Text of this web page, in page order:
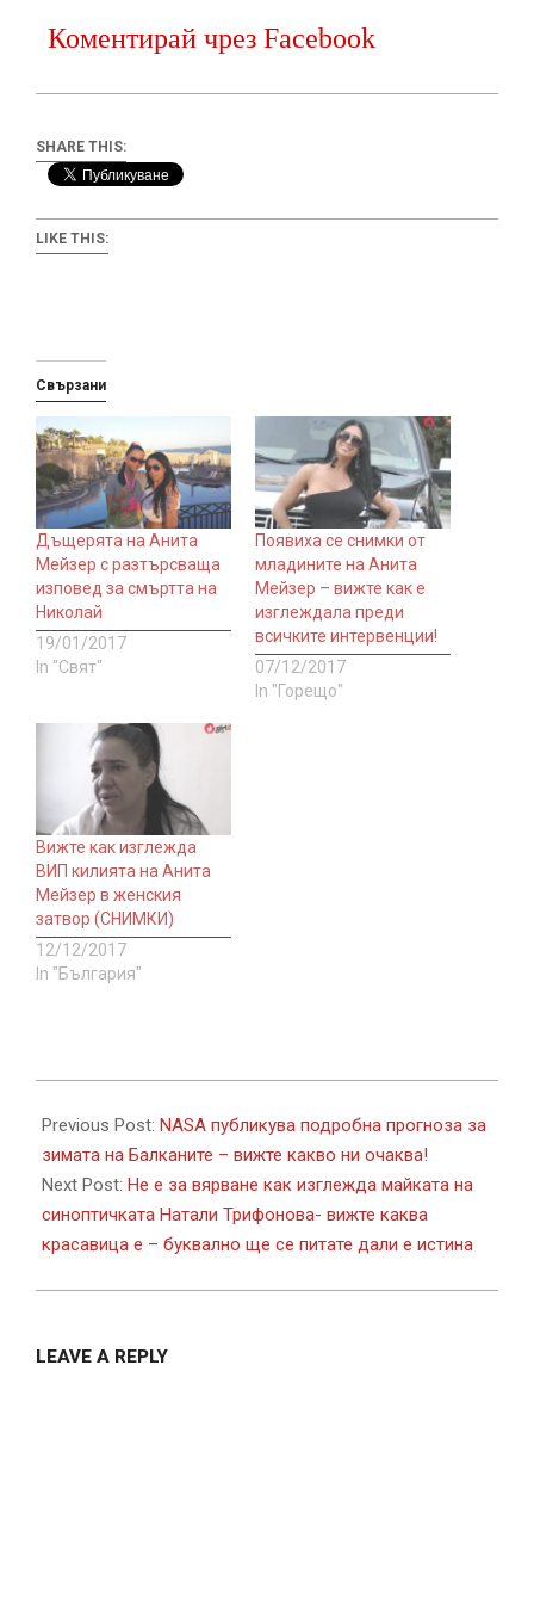
Коментирай чрез Facebook
SHARE THIS:
LIKE THIS:
Свързани
Дъщерята на Анита
Мейзер с разтърсваща
изповед за смъртта на
Николай
19/01/2017
In "Свят"
Появиха се снимки от
младините на Анита
Мейзер – вижте как е
изглеждала преди
всичките интервенции!
07/12/2017
In "Горещо"
Вижте как изглежда
ВИП килията на Анита
Мейзер в женския
затвор (СНИМКИ)
12/12/2017
In "България"
11-
11
Previous Post: NASA публикува подробна прогноза за
зимата на Балканите – вижте какво ни очаква!
Next Post: Не е за вярване как изглежда майката на
синоптичката Натали Трифонова- вижте каква
красавица е – буквално ще се питате дали е истина
LEAVE A REPLY